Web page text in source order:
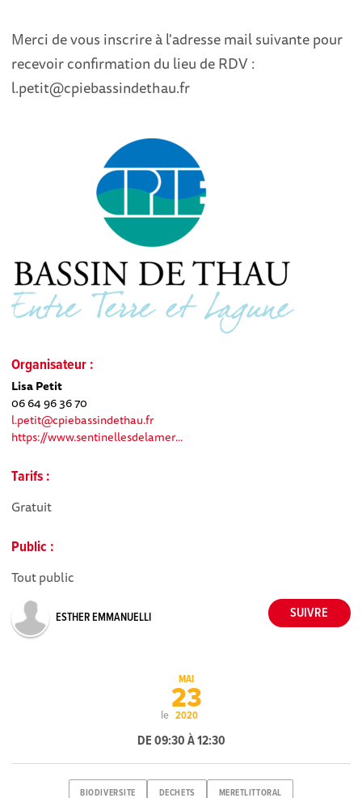
Merci de vous inscrire à l'adresse mail suivante pour
recevoir confirmation du lieu de RDV :
l.petit@cpiebassindethau.fr
Organisateur :
Lisa Petit
06 64 96 36 70
l.petit@cpiebassindethau.fr
https://www.sentinellesdelamer...​
Tarifs :
Gratuit
Public :
Tout public
ESTHER EMMANUELLI
le
MAI
23
2020
DE 09:30 À 12:30
BIODIVERSITE DECHETS MERETLITTORAL